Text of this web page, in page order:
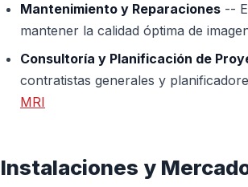
Mantenimiento y Reparaciones --
mantener la calidad óptima de
Consultoría y Planificación de
contratistas generales y
MRI
Instalaciones y